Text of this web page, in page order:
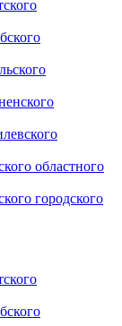
областного
городского